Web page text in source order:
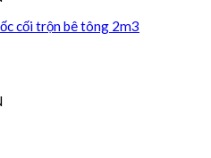
cối trộn bê tông 2m3